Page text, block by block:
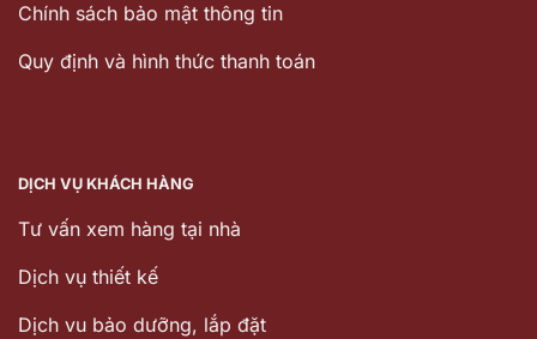
Chính sách bảo mật thông tin
Quy định và hình thức thanh toán
DỊCH VỤ KHÁCH HÀNG
Tư vấn xem hàng tại nhà
Dịch vụ thiết kế
Dịch vu bảo dưỡng, lắp đặt